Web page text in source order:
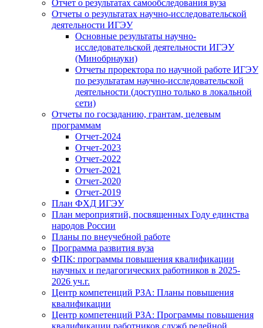
Отчет о результатах самообследования вуза
Отчеты о результатах научно-исследовательской
деятельности ИГЭУ
Основные результаты научно-
исследовательской деятельности ИГЭУ
(Минобрнауки)
Отчеты проректора по научной работе ИГЭУ
по результатам научно-исследовательской
деятельности (доступно только в локальной
сети)
Отчеты по госзаданию, грантам, целевым
программам
Отчет-2024
Отчет-2023
Отчет-2022
Отчет-2021
Отчет-2020
Отчет-2019
План ФХД ИГЭУ
План мероприятий, посвященных Году единства
народов России
Планы по внеучебной работе
Программа развития вуза
ФПК: программы повышения квалификации
научных и педагогических работников в 2025-
2026 уч.г.
Центр компетенций РЗА: Планы повышения
квалификации
Центр компетенций РЗА: Программы повышения
квалификации работников служб релейной